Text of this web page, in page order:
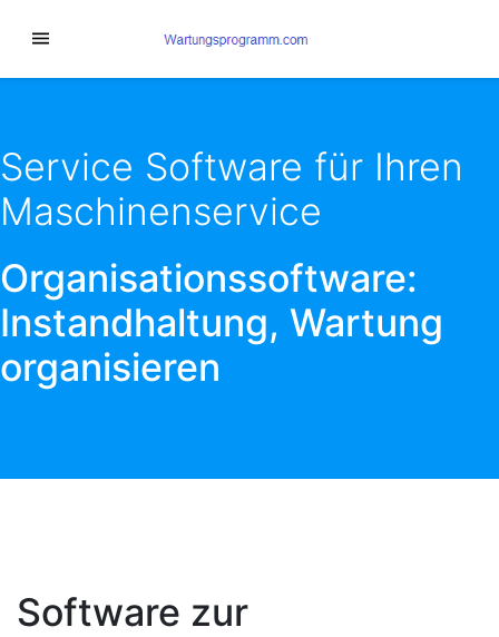
Service Software für Ihren
Maschinenservice
Organisationssoftware:
Instandhaltung, Wartung
organisieren
Software zur